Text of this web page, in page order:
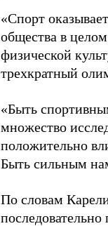
«Спорт
общества в
физической
трехкратный
«Быть
множество
положительно
Быть сильным
По словам
последовательно